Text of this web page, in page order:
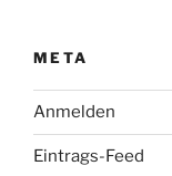
META
Anmelden
Eintrags-Feed